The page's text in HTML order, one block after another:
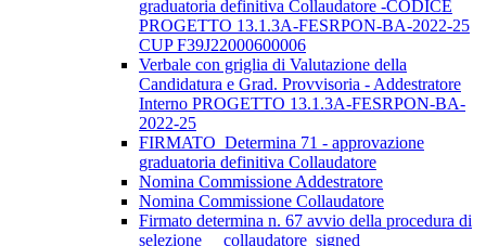
graduatoria definitiva Collaudatore -CODICE
PROGETTO 13.1.3A-FESRPON-BA-2022-25
CUP F39J22000600006
Verbale con griglia di Valutazione della
Candidatura e Grad. Provvisoria - Addestratore
Interno PROGETTO 13.1.3A-FESRPON-BA-
2022-25
FIRMATO_Determina 71 - approvazione
graduatoria definitiva Collaudatore
Nomina Commissione Addestratore
Nomina Commissione Collaudatore
Firmato determina n. 67 avvio della procedura di
selezione__ collaudatore_signed